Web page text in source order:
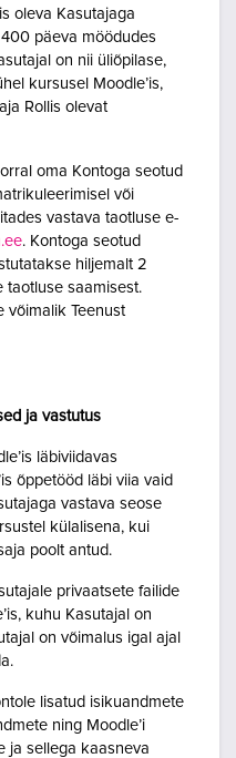
oleva Kasutajaga
päeva möödudes
on nii üliõpilase,
kursusel Moodle’is,
Rollis olevat
oma Kontoga seotud
või
vastava taotluse e-
. Kontoga seotud
hiljemalt 2
taotluse saamisest.
võimalik Teenust
ja vastutus
läbiviidavas
õppetööd läbi viia vaid
vastava seose
külalisena, kui
poolt antud.
privaatsete failide
kuhu Kasutajal on
on võimalus igal ajal
lisatud isikuandmete
ning Moodle’i
ja sellega kaasneva